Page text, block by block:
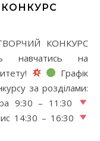
КОНКУРС
навчатись на
Графік
за розділами:
9:30 – 11:30
14:30 – 16:30